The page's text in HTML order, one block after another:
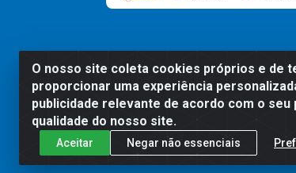
O nosso site coleta cookies próprios e de
proporcionar uma experiência
publicidade relevante de acordo com o
qualidade do nosso site.
Aceitar Negar não essenciais
Preços, promoções,
será válido o preço que
Comercial de